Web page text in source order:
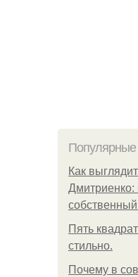
Как
Дмитриенко:
собственный
Пять
стильнo.
Почему в